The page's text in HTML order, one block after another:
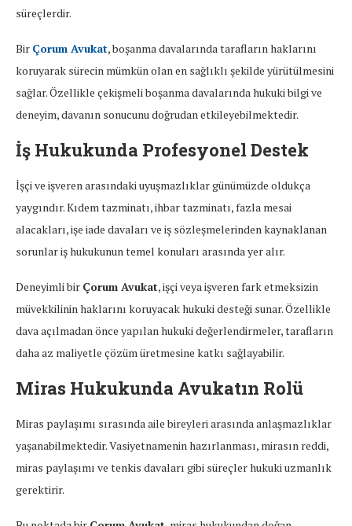
süreçlerdir.
Bir Çorum Avukat, boşanma davalarında tarafların haklarını
koruyarak sürecin mümkün olan en sağlıklı şekilde yürütülmesini
sağlar. Özellikle çekişmeli boşanma davalarında hukuki bilgi ve
deneyim, davanın sonucunu doğrudan etkileyebilmektedir.
İş Hukukunda Profesyonel Destek
İşçi ve işveren arasındaki uyuşmazlıklar günümüzde oldukça
yaygındır. Kıdem tazminatı, ihbar tazminatı, fazla mesai
alacakları, işe iade davaları ve iş sözleşmelerinden kaynaklanan
sorunlar iş hukukunun temel konuları arasında yer alır.
Deneyimli bir Çorum Avukat, işçi veya işveren fark etmeksizin
müvekkilinin haklarını koruyacak hukuki desteği sunar. Özellikle
dava açılmadan önce yapılan hukuki değerlendirmeler, tarafların
daha az maliyetle çözüm üretmesine katkı sağlayabilir.
Miras Hukukunda Avukatın Rolü
Miras paylaşımı sırasında aile bireyleri arasında anlaşmazlıklar
yaşanabilmektedir. Vasiyetnamenin hazırlanması, mirasın reddi,
miras paylaşımı ve tenkis davaları gibi süreçler hukuki uzmanlık
gerektirir.